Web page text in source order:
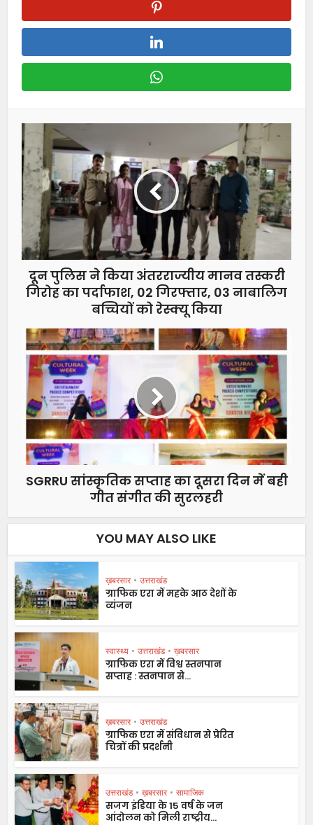
दून पुलिस ने किया अंतरराज्यीय मानव तस्करी
गिरोह का पर्दाफाश, 02 गिरफ्तार, 03 नाबालिग
बच्चियों को रेस्क्यू किया
SGRRU सांस्कृतिक सप्ताह का दूसरा दिन में बही
गीत संगीत की सुरलहरी
YOU MAY ALSO LIKE
ख़बरसार • उत्तराखंड
ग्राफिक एरा में महके आठ देशों के
व्यंजन
स्वास्थ्य • उत्तराखंड • ख़बरसार
ग्राफिक एरा में विश्व स्तनपान
सप्ताह : स्तनपान से...
ख़बरसार • उत्तराखंड
ग्राफिक एरा में संविधान से प्रेरित
चित्रों की प्रदर्शनी
उत्तराखंड • ख़बरसार • सामाजिक
सजग इंडिया के 15 वर्ष के जन
आंदोलन को मिली राष्ट्रीय...